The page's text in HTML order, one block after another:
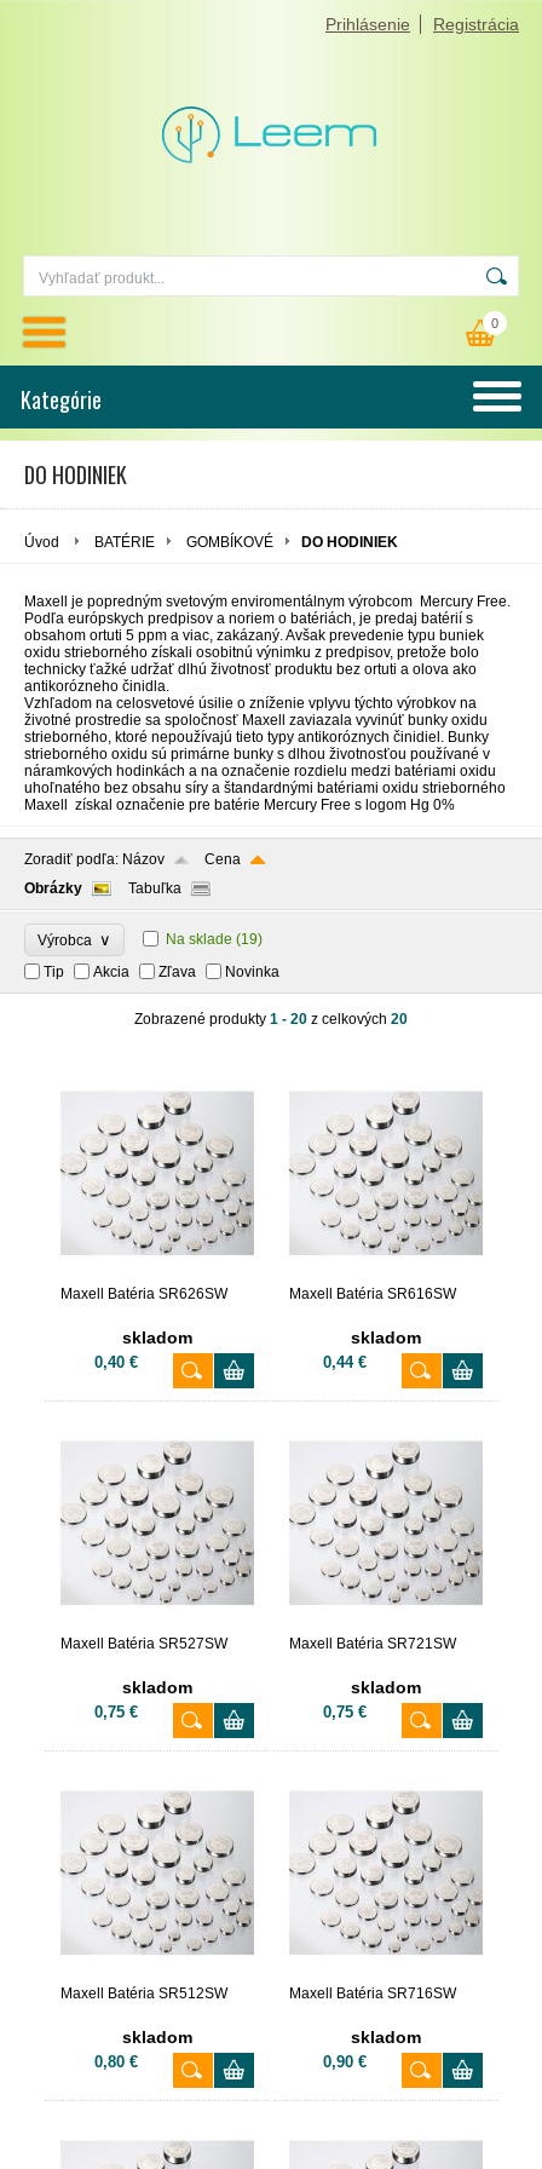
Prihlásenie Registrácia
0
Kategórie
DO HODINIEK
Úvod BATÉRIE GOMBÍKOVÉ DO HODINIEK
Maxell je popredným svetovým enviromentálnym výrobcom Mercury Free.
Podľa európskych predpisov a noriem o batériách, je predaj batérií s
obsahom ortuti 5 ppm a viac, zakázaný. Avšak prevedenie typu buniek
oxidu strieborného získali osobitnú výnimku z predpisov, pretože bolo
technicky ťažké udržať dlhú životnosť produktu bez ortuti a olova ako
antikorózneho činidla.
Vzhľadom na celosvetové úsilie o zníženie vplyvu týchto výrobkov na
životné prostredie sa spoločnosť Maxell zaviazala vyvinúť bunky oxidu
strieborného, ktoré nepoužívajú tieto typy antikoróznych činidiel. Bunky
strieborného oxidu sú primárne bunky s dlhou životnosťou používané v
náramkových hodinkách a na označenie rozdielu medzi batériami oxidu
uhoľnatého bez obsahu síry a štandardnými batériami oxidu strieborného
Maxell získal označenie pre batérie Mercury Free s logom Hg 0%
Zoradiť podľa: Názov
Cena
Obrázky
Tabuľka
Výrobca ∨ Na sklade (19)
Tip
Akcia Zľava Novinka
Zobrazené produkty 1 - 20 z celkových 20
Maxell Batéria SR626SW
skladom
0,40 €
Maxell Batéria SR616SW
skladom
0,44 €
Maxell Batéria SR527SW
skladom
0,75 €
Maxell Batéria SR721SW
skladom
0,75 €
Maxell Batéria SR512SW
skladom
0,80 €
Maxell Batéria SR716SW
skladom
0,90 €